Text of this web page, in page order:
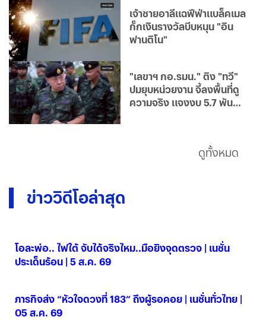
เจ้าชายอาลีแฉฟีฟ่าแบล็คเมล
กั๊กเงินรางวัลบีบหนุน "อิน
ฟานติโน"
"เลขาฯ กอ.รมน." ติง "ทวี"
ปมยุบหน่วยงาน จี้ลงพื้นที่ดู
ความจริง แจงงบ 5.7 พัน
ดูทั้งหมด
ข่าววิดีโอล่าสุด
โอละพ่อ.. ไฟใต้ จับได้จริงไหม..มือยิงจุดตรวจ | เนชั่น
ประเด็นร้อน | 5 ส.ค. 69
ภารกิจส่ง “หัวใจดวงที่ 183” ถึงผู้รอคอย | เนชั่นทั่วไทย |
05 ส.ค. 69